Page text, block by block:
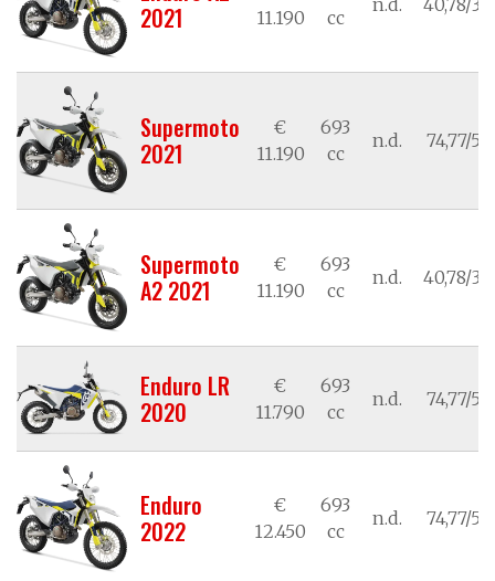
2021
11.190
cc
Supermoto
2021
€
11.190
693
cc
n.d. 74,77/
Supermoto
A2 2021
€
11.190
693
cc
n.d. 40,78/
Enduro LR
2020
€
11.790
693
cc
n.d. 74,77/
Enduro
2022
€
12.450
693
cc
n.d. 74,77/